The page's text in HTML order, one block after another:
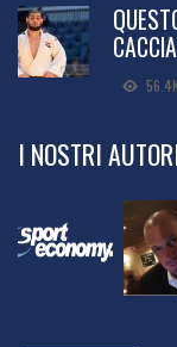
I NOSTRI